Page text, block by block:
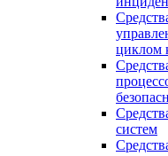
циклом
систем